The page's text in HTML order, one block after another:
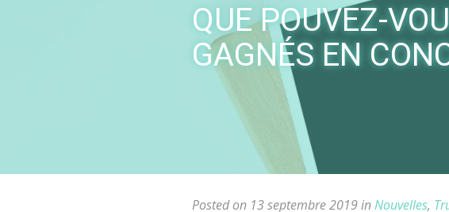
QUE POUVEZ-
GAGNÉS EN
Posted on 13 septembre 2019 inNouvelles,